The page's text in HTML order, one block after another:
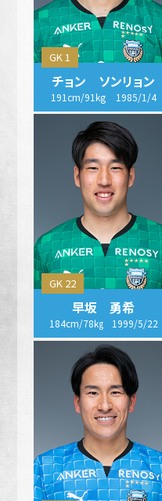
GK 1
チョン ソンリョン
191cm/91kg 1985/1/4
GK 22
早坂 勇希
184cm/78㎏ 1999/5/22